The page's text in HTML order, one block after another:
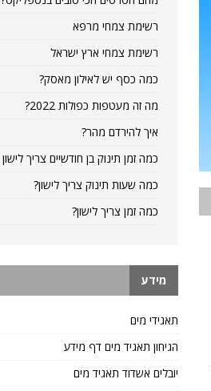
רשימת צמחי מרפא
רשימת צמחי ארץ ישראל
כמה כסף יש לאילון מאסק?
מה זה מעטפות כפולות 2022?
איך להירדם מהר?
כמה זמן תינוק בן חודשיים צריך לישון
כמה שעות תינוק צריך לישון?
כמה זמן צריך לישון?
מידע
תאגידי מים
הגיחון תאגיד מים דף מידע
יובלים אשדוד תאגיד מים